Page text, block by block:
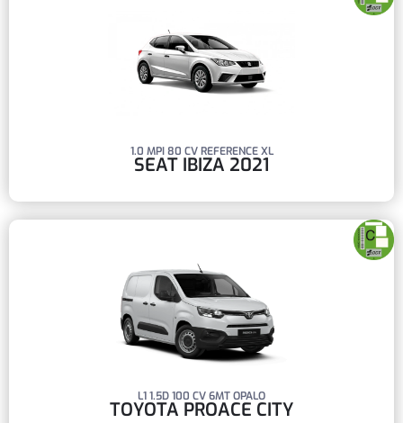
1.0 MPI 80 CV REFERENCE XL
SEAT IBIZA 2021
L1 1.5D 100 CV 6MT OPALO
TOYOTA PROACE CITY